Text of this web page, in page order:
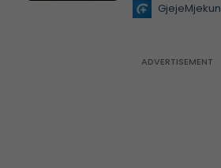
GjejeMjekun